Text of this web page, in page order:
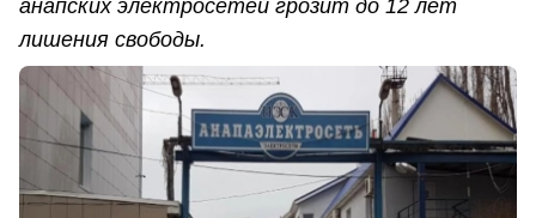
анапских электросетей грозит до 12 лет
лишения свободы.